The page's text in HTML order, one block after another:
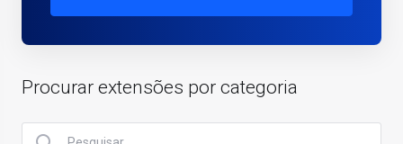
Procurar extensões por categoria